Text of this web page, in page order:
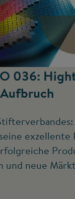
036:
exzellente
und neue